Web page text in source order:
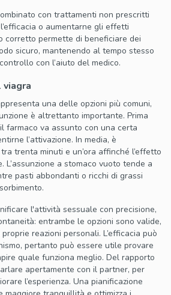
con trattamenti non prescritti
o aumentarne gli effetti
corretto permette di beneficiare dei
sicuro, mantenendo al tempo stesso
con l’aiuto del medico.
viagra
una delle opzioni più comuni,
è altrettanto importante. Prima
farmaco va assunto con una certa
l’attivazione. In media, è
trenta minuti e un’ora affinché l’effetto
L’assunzione a stomaco vuoto tende a
pasti abbondanti o ricchi di grassi
l'attività sessuale con precisione,
entrambe le opzioni sono valide,
reazioni personali. L’efficacia può
pertanto può essere utile provare
quale funziona meglio. Del rapporto
apertamente con il partner, per
l’esperienza. Una pianificazione